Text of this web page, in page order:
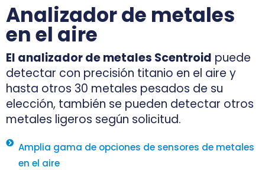
Analizador de metales
en el aire
El analizador de metales Scentroid puede
detectar con precisión titanio en el aire y
hasta otros 30 metales pesados ​​de su
elección, también se pueden detectar otros
metales ligeros según solicitud.
Amplia gama de opciones de sensores de metales
en el aire